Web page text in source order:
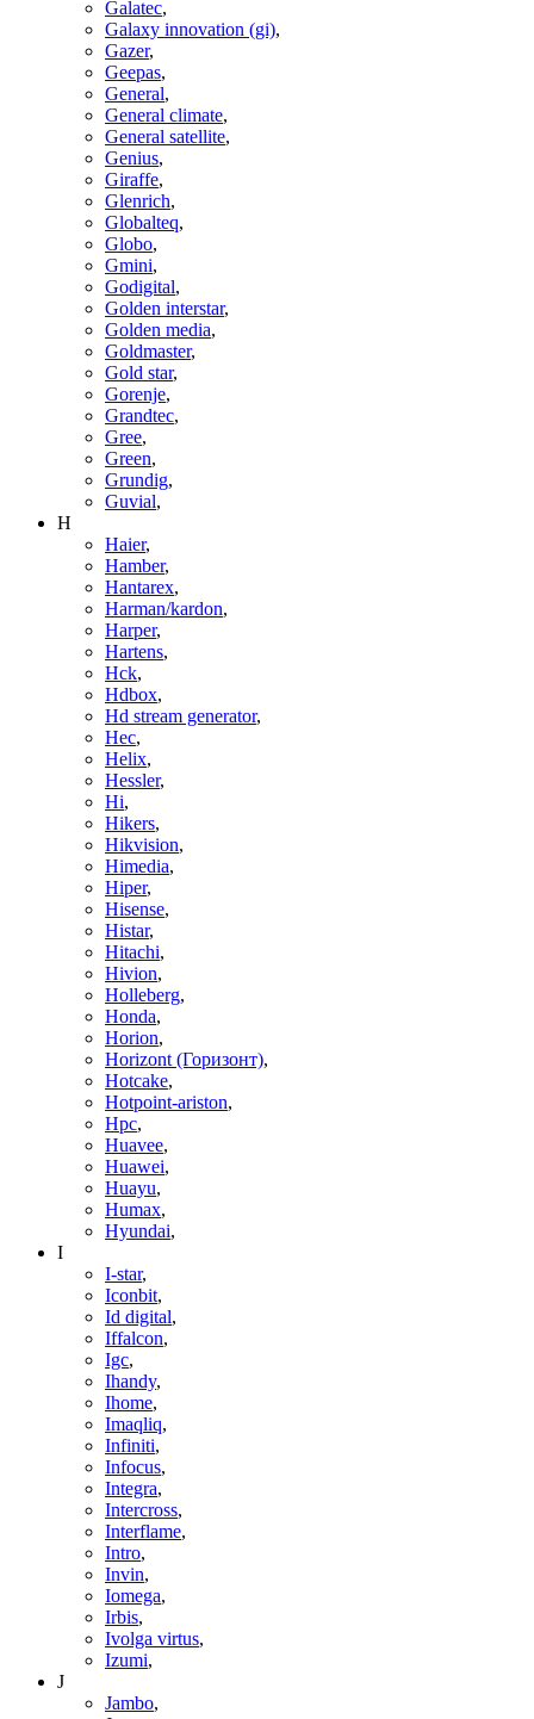
Galatec,
Galaxy innovation (gi),
Gazer,
Geepas,
General,
General climate,
General satellite,
Genius,
Giraffe,
Glenrich,
Globalteq,
Globo,
Gmini,
Godigital,
Golden interstar,
Golden media,
Goldmaster,
Gold star,
Gorenje,
Grandtec,
Gree,
Green,
Grundig,
Guvial,
H
Haier,
Hamber,
Hantarex,
Harman/kardon,
Harper,
Hartens,
Hck,
Hdbox,
Hd stream generator,
Hec,
Helix,
Hessler,
Hi,
Hikers,
Hikvision,
Himedia,
Hiper,
Hisense,
Histar,
Hitachi,
Hivion,
Holleberg,
Honda,
Horion,
Horizont (Горизонт),
Hotcake,
Hotpoint-ariston,
Hpc,
Huavee,
Huawei,
Huayu,
Humax,
Hyundai,
I
I-star,
Iconbit,
Id digital,
Iffalcon,
Igc,
Ihandy,
Ihome,
Imaqliq,
Infiniti,
Infocus,
Integra,
Intercross,
Interflame,
Intro,
Invin,
Iomega,
Irbis,
Ivolga virtus,
Izumi,
J
Jambo,